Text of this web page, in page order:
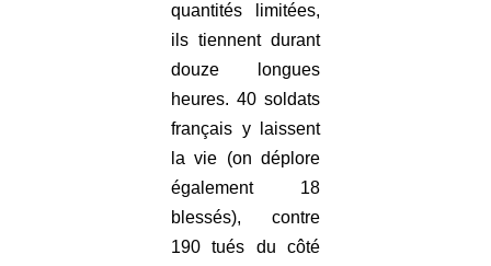
quantités limitées,
ils tiennent durant
douze longues
heures. 40 soldats
français y laissent
la vie (on déplore
également 18
blessés), contre
190 tués du côté